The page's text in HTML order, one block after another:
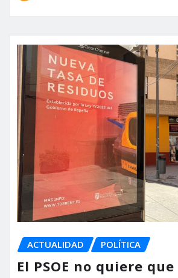
ACTUALIDAD POLÍTICA
El PSOE no quiere que